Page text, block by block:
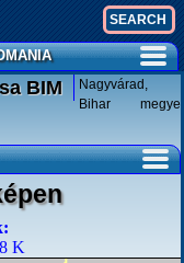
BIM
Nagyvárad,
Bihar megye
K